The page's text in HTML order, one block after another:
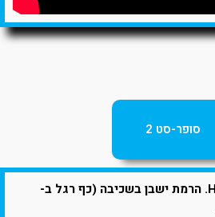
סופר-סט 2
גשר כתפיים HIP THRUST. הרמת ישבן בשכיבה (כף רגל ב-